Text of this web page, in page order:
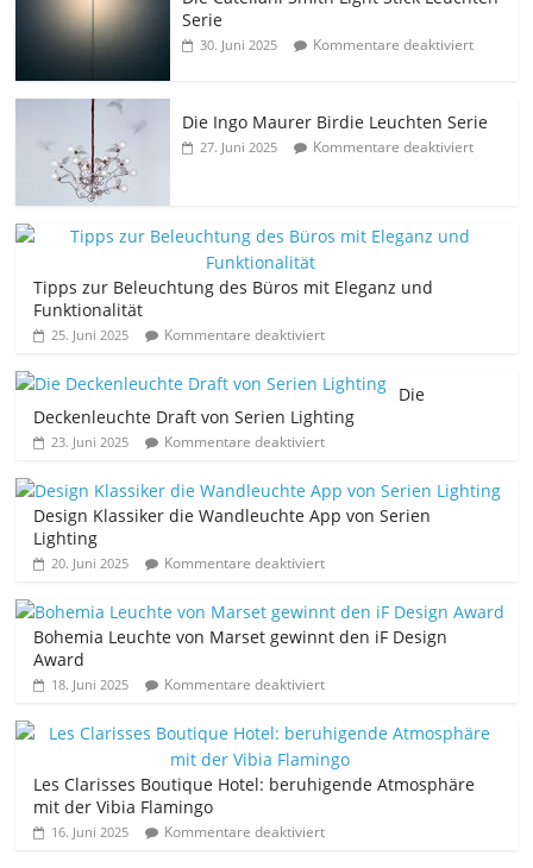
Serie
30. Juni 2025 Kommentare deaktiviert
Die Ingo Maurer Birdie Leuchten Serie
27. Juni 2025 Kommentare deaktiviert
Tipps zur Beleuchtung des Büros mit Eleganz und
Funktionalität
25. Juni 2025 Kommentare deaktiviert
Die
Deckenleuchte Draft von Serien Lighting
23. Juni 2025 Kommentare deaktiviert
Design Klassiker die Wandleuchte App von Serien
Lighting
20. Juni 2025 Kommentare deaktiviert
Bohemia Leuchte von Marset gewinnt den iF Design
Award
18. Juni 2025 Kommentare deaktiviert
Les Clarisses Boutique Hotel: beruhigende Atmosphäre
mit der Vibia Flamingo
16. Juni 2025 Kommentare deaktiviert